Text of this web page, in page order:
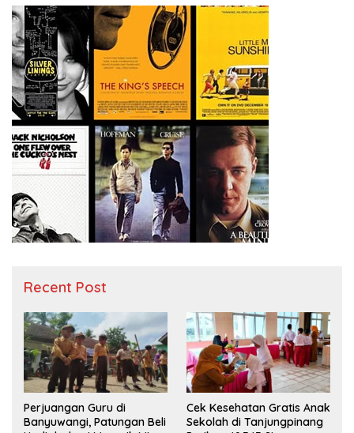
Recent Post
Perjuangan Guru di
Banyuwangi, Patungan Beli
Cek Kesehatan Gratis Anak
Sekolah di Tanjungpinang